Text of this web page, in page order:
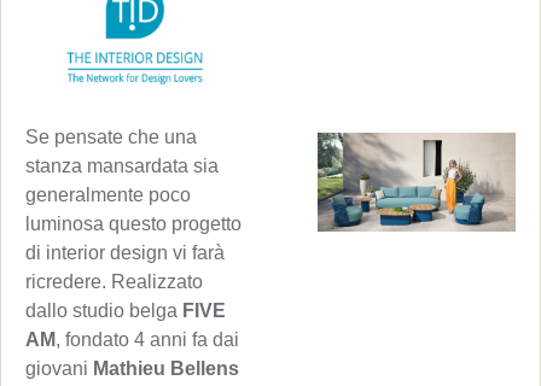
Se pensate che una
stanza mansardata sia
generalmente poco
luminosa questo progetto
di interior design vi farà
ricredere. Realizzato
dallo studio belga FIVE
AM, fondato 4 anni fa dai
giovani Mathieu Bellens